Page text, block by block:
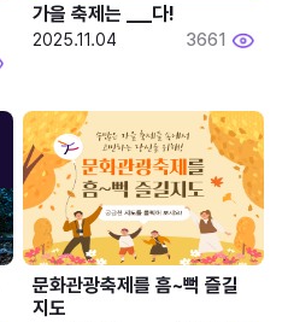
2025.11.04 3661
문화관광축제를 흠~뻑 즐길
지도